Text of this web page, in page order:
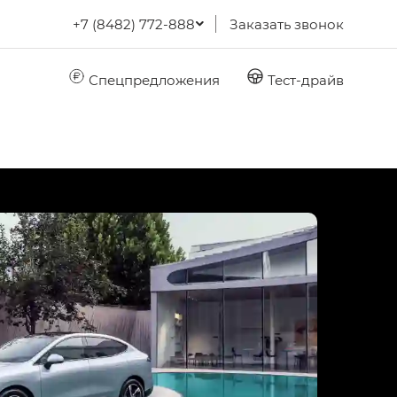
+7 (8482) 772-888 Заказать звонок
Спецпредложения Тест-драйв